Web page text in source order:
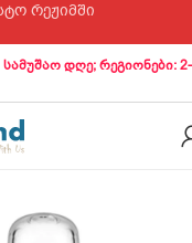
რეჟიმში
დღე; რეგიონები: 2-